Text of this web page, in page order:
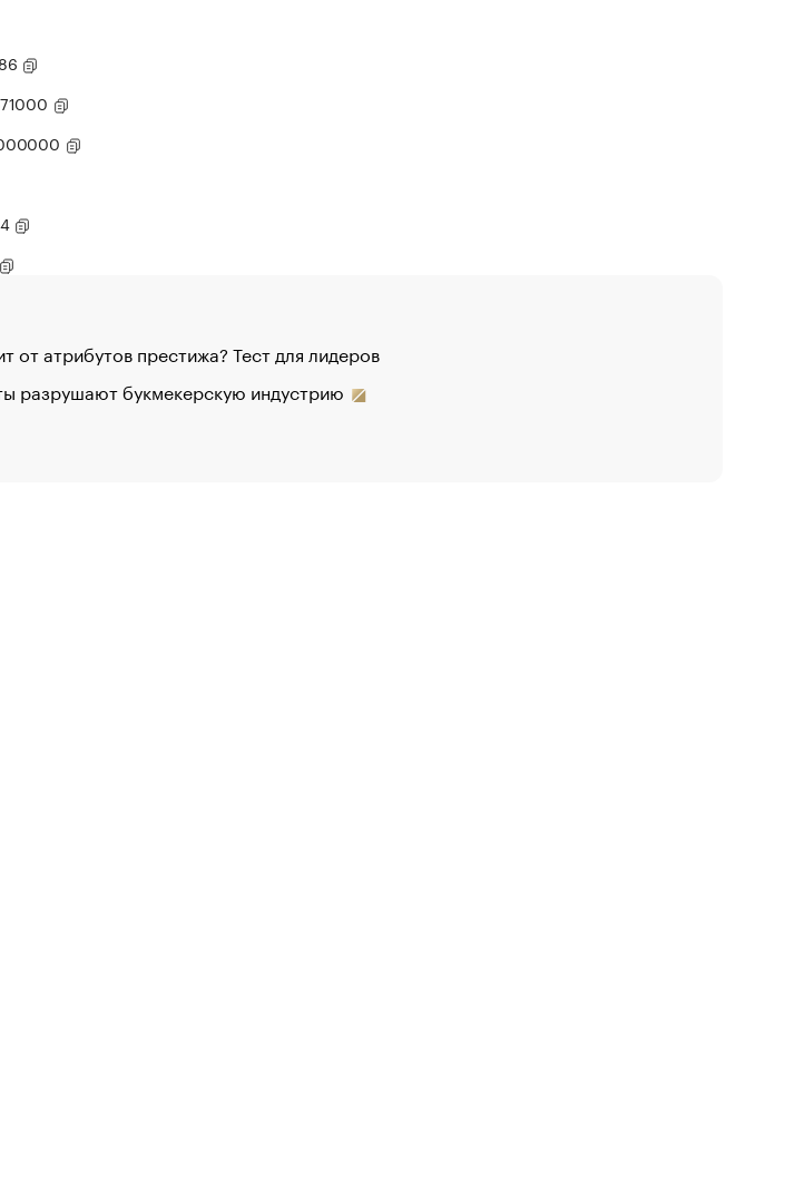
от атрибутов престижа? Тест для лидеров
разрушают букмекерскую индустрию